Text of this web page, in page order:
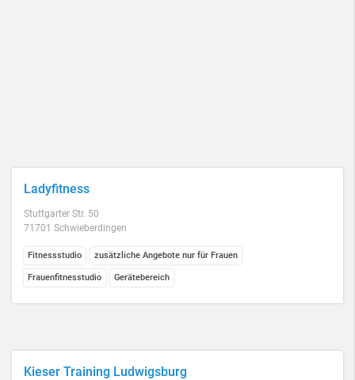
Ladyfitness
Stuttgarter Str. 50
71701 Schwieberdingen
Fitnessstudio zusätzliche Angebote nur für Frauen
Frauenfitnesstudio Gerätebereich
Kieser Training Ludwigsburg